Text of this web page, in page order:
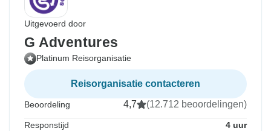
Uitgevoerd door
G Adventures
Platinum Reisorganisatie
Reisorganisatie contacteren
Beoordeling 4,7 (12.712 beoordelingen)
Responstijd 4 uur